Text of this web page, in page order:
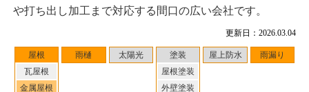
更新日：2026.03.04
屋根
瓦屋根
金属屋根
雨樋 太陽光
塗装
屋根塗装
外壁塗装
屋上防水 雨漏り
や打ち出し加工まで対応する間口の広い会社です。